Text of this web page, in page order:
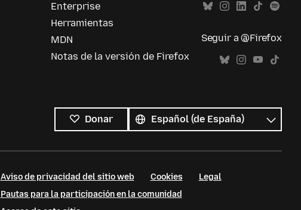
Enterprise
Herramientas
MDN
Notas de la versión de Firefox
Seguir a @Firefox
Donar
los
idiomas
Idioma
Aviso de privacidad del sitio web Cookies
Legal
Pautas para la participación en la comunidad